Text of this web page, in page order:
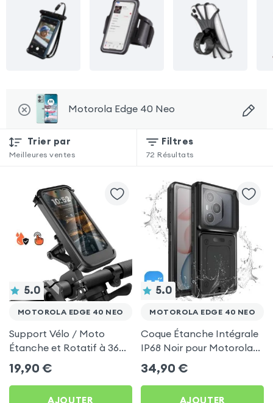
Motorola Edge 40 Neo
Trier par
Meilleures ventes
Filtres
72 Résultats
5.0
MOTOROLA EDGE 40 NEO
Support Vélo / Moto
Étanche et Rotatif à 360°
pour Motorola Edge 40
Neo
19,90 €
AJOUTER
5.0
MOTOROLA EDGE 40 NEO
Coque Étanche Intégrale
IP68 Noir pour Motorola
Edge 40 Neo
34,90 €
AJOUTER